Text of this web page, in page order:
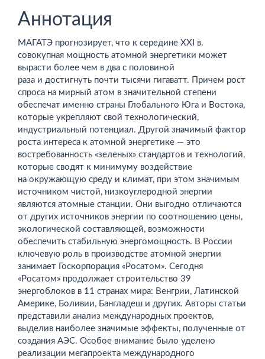
Аннотация
МАГАТЭ прогнозирует, что к середине XXI в.
совокупная мощность атомной энергетики может
вырасти более чем в два с половиной
раза и достигнуть почти тысячи гигаватт. Причем рост
спроса на мирный атом в значительной степени
обеспечат именно страны Глобального Юга и Востока,
которые укреп­ляют свой технологический,
индустриальный потенциал. Другой значимый фактор
роста интереса к атомной энергетике — это
востребованность «зеленых» стандартов и технологий,
которые сводят к минимуму воздействие
на окружающую среду и климат, при этом значимым
источником чистой, низкоуглеродной энергии
являются атомные станции. Они выгодно отличаются
от других источников энергии по соотношению цены,
экологической составляющей, возможности
обеспечить стабильную энергомощность. В России
ключевую роль в производстве атомной энергии
занимает Госкорпорация «Росатом». Сегодня
«Росатом» продолжает строительство 39
энергоблоков в 11 странах мира: Венгрии, Латинской
Америке, Боливии, Бангладеш и других. Авторы статьи
представили анализ международных проектов,
выделив наиболее значимые эффекты, полученные от
создания АЭС. Особое внимание было уделено
реализации мегапроекта международного